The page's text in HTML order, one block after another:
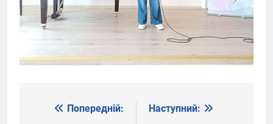
НавігаціяПопередній:
Наступний: